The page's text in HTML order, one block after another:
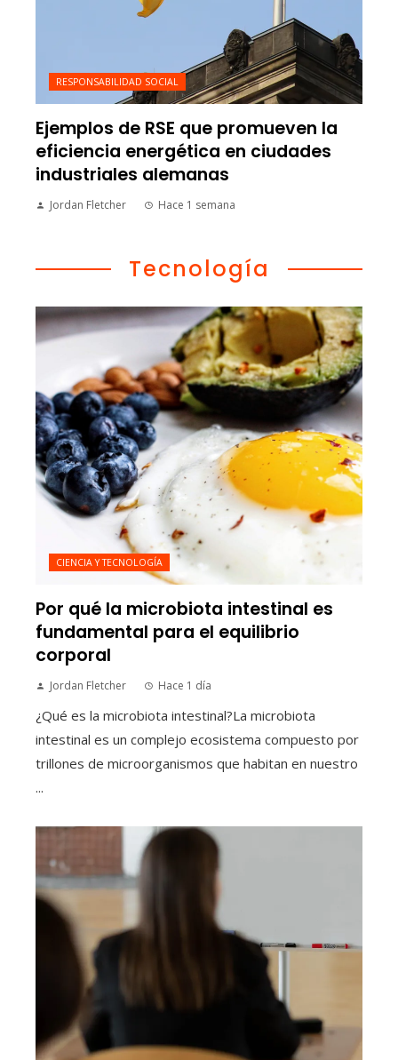
RESPONSABILIDAD SOCIAL
Ejemplos de RSE que promueven la
eficiencia energética en ciudades
industriales alemanas
Jordan Fletcher Hace 1 semana
Tecnología
CIENCIA Y TECNOLOGÍA
Por qué la microbiota intestinal es
fundamental para el equilibrio
corporal
Jordan Fletcher Hace 1 día
¿Qué es la microbiota intestinal?La microbiota
intestinal es un complejo ecosistema compuesto por
trillones de microorganismos que habitan en nuestro
...